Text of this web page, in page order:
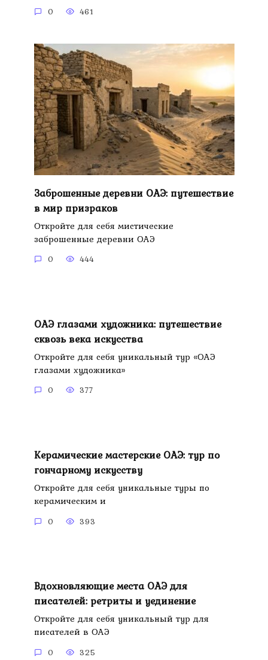
0 461
Заброшенные деревни ОАЭ: путешествие
в мир призраков
Откройте для себя мистические
заброшенные деревни ОАЭ
0 444
ОАЭ глазами художника: путешествие
сквозь века искусства
Откройте для себя уникальный тур «ОАЭ
глазами художника»
0 377
Керамические мастерские ОАЭ: тур по
гончарному искусству
Откройте для себя уникальные туры по
керамическим и
0 393
Вдохновляющие места ОАЭ для
писателей: ретриты и уединение
Откройте для себя уникальный тур для
писателей в ОАЭ
0 325